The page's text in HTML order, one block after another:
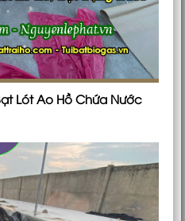
Lót Ao Hồ Chứa Nước